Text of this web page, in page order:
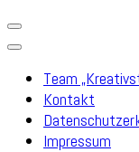
Team
Kontakt
Impressum